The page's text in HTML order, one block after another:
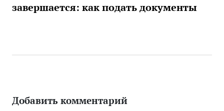
завершается: как подать документы
Добавить комментарий